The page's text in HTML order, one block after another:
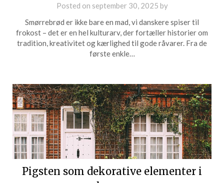
Posted on september 30, 2025 by
Smørrebrød er ikke bare en mad, vi danskere spiser til
frokost – det er en hel kulturarv, der fortæller historier om
tradition, kreativitet og kærlighed til gode råvarer. Fra de
første enkle…
Pigsten som dekorative elementer i